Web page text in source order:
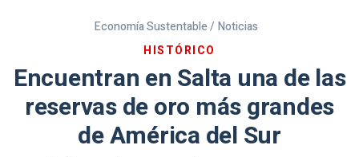
Economía Sustentable / Noticias
HISTÓRICO
Encuentran en Salta una de las
reservas de oro más grandes
de América del Sur